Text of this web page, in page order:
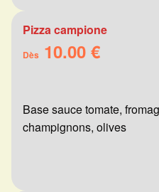
Pizza campione
Dès 10.00 €
Base sauce tomate,
champignons, olives